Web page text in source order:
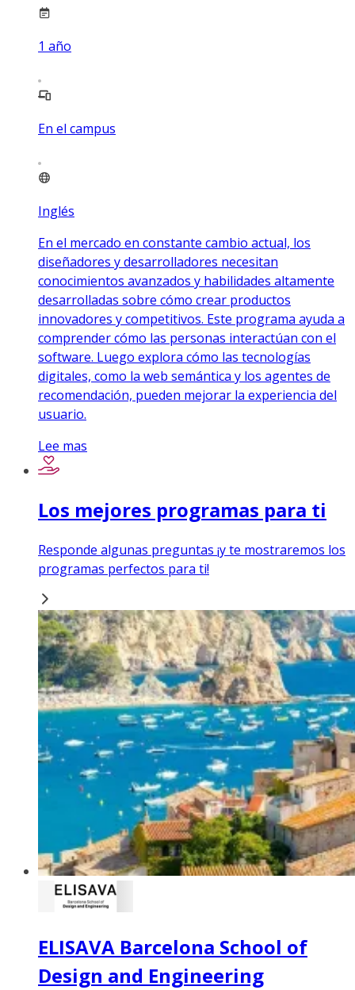
1 año
En el campus
Inglés
En el mercado en constante cambio actual, los
diseñadores y desarrolladores necesitan
conocimientos avanzados y habilidades altamente
desarrolladas sobre cómo crear productos
innovadores y competitivos. Este programa ayuda a
comprender cómo las personas interactúan con el
software. Luego explora cómo las tecnologías
digitales, como la web semántica y los agentes de
recomendación, pueden mejorar la experiencia del
usuario.
Lee mas
Los mejores programas para ti
Responde algunas preguntas ¡y te mostraremos los
programas perfectos para ti!
ELISAVA Barcelona School of
Design and Engineering